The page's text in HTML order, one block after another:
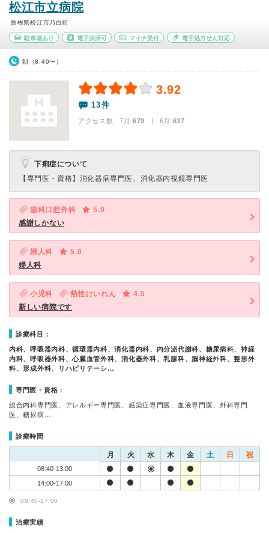
松江市立病院
島根県松江市乃白町
駐車場あり 電子決済可 マイナ受付 電子処方せん対応
朝（8:40〜）
3.92
13件
アクセス数 7月:679 | 6月:637
下痢症について
【専門医・資格】 消化器病専門医、消化器内視鏡専門医
歯科口腔外科
5.0
感謝しかない
婦人科
5.0
婦人科
小児科 熱性けいれん
4.5
新しい病院です
診療科目：
内科、呼吸器内科、循環器内科、消化器内科、内分泌代謝科、糖尿病科、神経
内科、呼吸器外科、心臓血管外科、消化器外科、乳腺科、脳神経外科、整形外
科、形成外科、リハビリテーシ…
専門医・資格：
総合内科専門医、アレルギー専門医、感染症専門医、血液専門医、外科専門
医、糖尿病…
診療時間
月 火 水 木 金 土 日 祝
08:40-13:00
14:00-17:00
08:40-17:00
治療実績